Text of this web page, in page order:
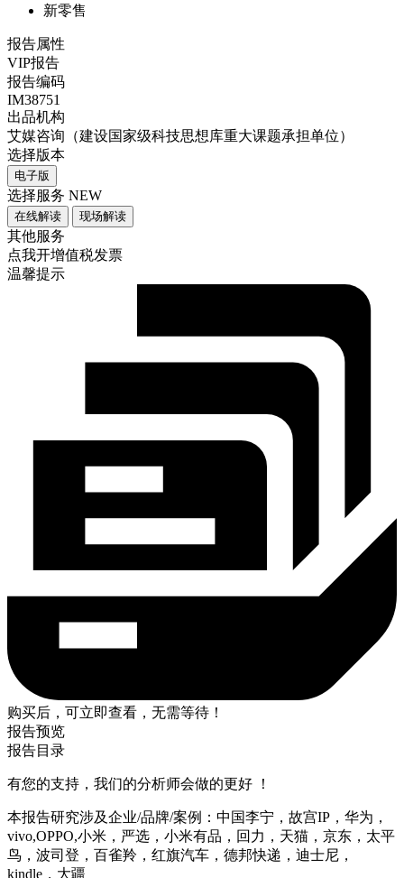
新零售
报告属性
VIP报告
报告编码
IM38751
出品机构
艾媒咨询（建设国家级科技思想库重大课题承担单位）
选择版本
电子版
选择服务 NEW
在线解读 现场解读
其他服务
点我开增值税发票
温馨提示
购买后，可立即查看，无需等待！
报告预览
报告目录
有您的支持，我们的分析师会做的更好 ！
本报告研究涉及企业/品牌/案例：中国李宁，故宫IP，华为，
vivo,OPPO,小米，严选，小米有品，回力，天猫，京东，太平
鸟，波司登，百雀羚，红旗汽车，德邦快递，迪士尼，
kindle，大疆